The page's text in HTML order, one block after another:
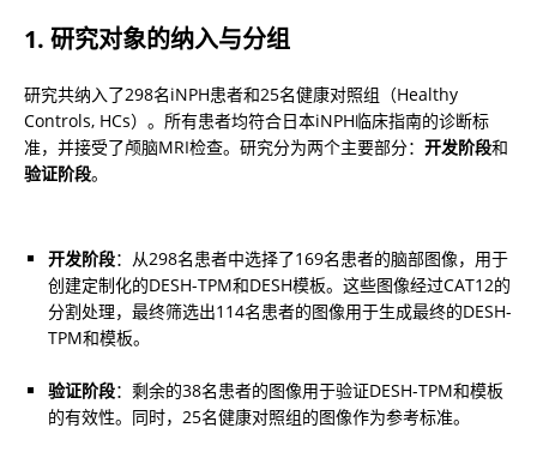
1. 研究对象的纳入与分组
研究共纳入了298名iNPH患者和25名健康对照组（Healthy
Controls, HCs）。所有患者均符合日本iNPH临床指南的诊断标
准，并接受了颅脑MRI检查。研究分为两个主要部分： 开发阶段和
验证阶段。
开发阶段：从298名患者中选择了169名患者的脑部图像，用于
创建定制化的DESH-TPM和DESH模板。这些图像经过CAT12的
分割处理，最终筛选出114名患者的图像用于生成最终的DESH-
TPM和模板。
验证阶段：剩余的38名患者的图像用于验证DESH-TPM和模板
的有效性。同时，25名健康对照组的图像作为参考标准。